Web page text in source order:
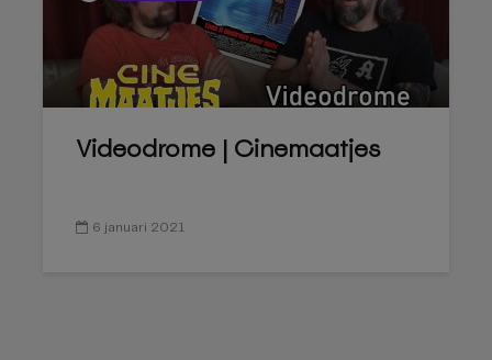
Videodrome | Cinemaatjes
6 januari 2021